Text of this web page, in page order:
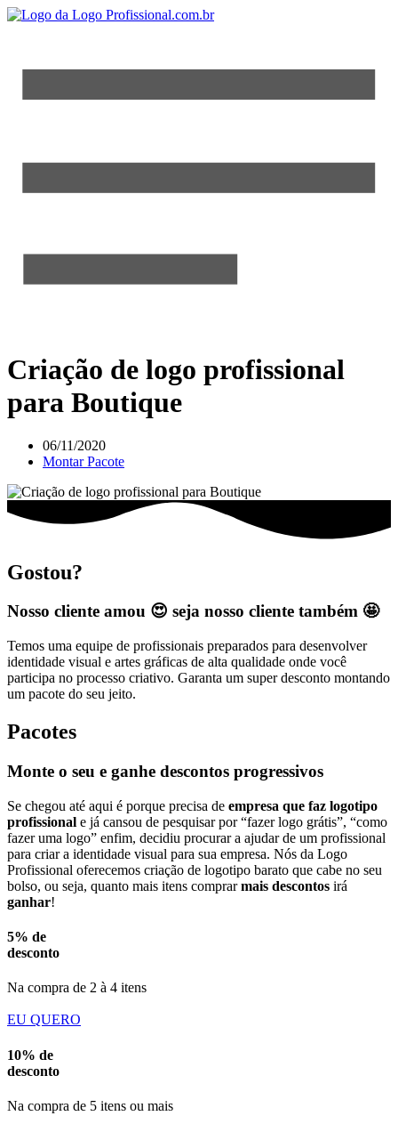
Criação de logo profissional
para Boutique
06/11/2020
Montar Pacote
Gostou?
Nosso cliente amou 😍 seja nosso cliente também 🤩
Temos uma equipe de profissionais preparados para desenvolver
identidade visual e artes gráficas de alta qualidade onde você
participa no processo criativo. Garanta um super desconto montando
um pacote do seu jeito.
Pacotes
Monte o seu e ganhe descontos progressivos
Se chegou até aqui é porque precisa de empresa que faz logotipo
profissional e já cansou de pesquisar por “fazer logo grátis”, “como
fazer uma logo” enfim, decidiu procurar a ajudar de um profissional
para criar a identidade visual para sua empresa. Nós da Logo
Profissional oferecemos criação de logotipo barato que cabe no seu
bolso, ou seja, quanto mais itens comprarmais descontos irá
ganhar!
5% de
desconto
Na compra de 2 à 4 itens
EU QUERO
10% de
desconto
Na compra de 5 itens ou mais